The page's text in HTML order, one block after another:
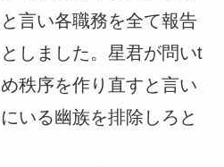
言い各職務を全て報告
しました。星君が問いt
秩序を作り直すと言い
いる幽族を排除しろと